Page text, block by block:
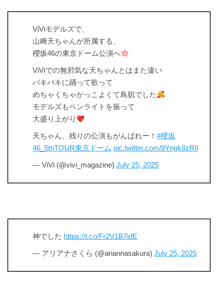
ViViモデルズで、
山﨑天ちゃんが所属する、
櫻坂46の東京ドーム公演へ
ViViでの無邪気な天ちゃんとはまた違い
バキバキに踊って歌って
めちゃくちゃかっこよくて鳥肌でした
モデルズもペンライトを振って
大盛り上がり
天ちゃん、残りの公演もがんばれー！ #櫻坂
46_5thTOUR東京ドーム pic.twitter.com/8Yngk8zRIl
— ViVi (@vivi_magazine) July 25, 2025
神でした https://t.co/Fr2V1B7idE
— アリアナさくら (@ariannasakura) July 25, 2025